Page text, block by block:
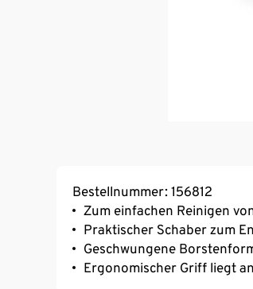
Bestellnummer: 156812
Zum einfachen Reinigen
Praktischer Schaber zum
Geschwungene
Ergonomischer Griff liegt